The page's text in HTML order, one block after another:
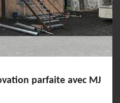
parfaite avec MJ